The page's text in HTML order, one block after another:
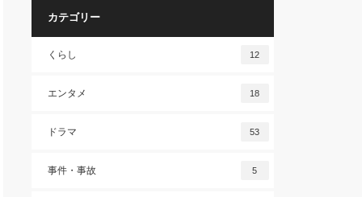
カテゴリー
くらし 12
エンタメ 18
ドラマ 53
事件・事故 5